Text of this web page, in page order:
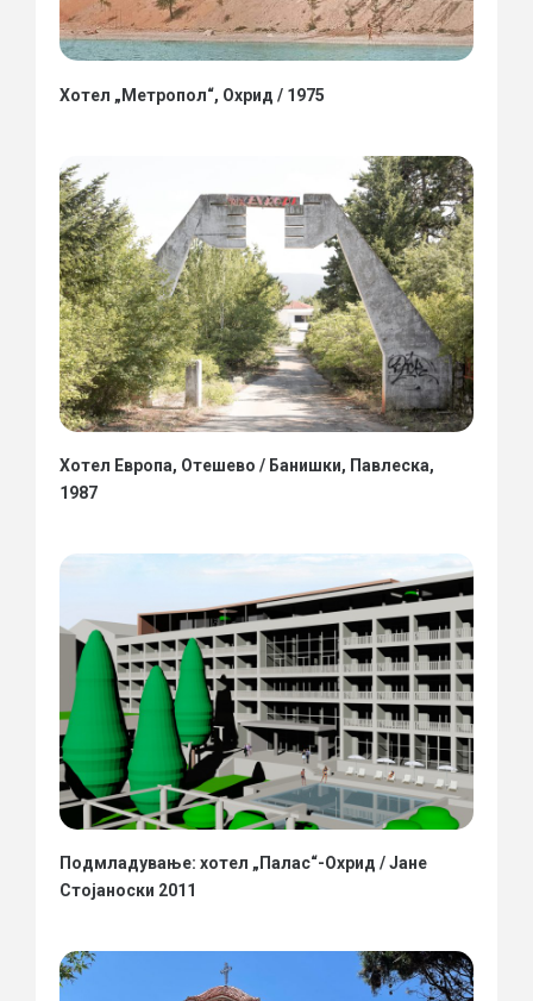
Хотел „Метропол“, Охрид / 1975
Хотел Европа, Отешево / Банишки, Павлеска,
1987
Подмладување: хотел „Палас“-Охрид / Јане
Стојаноски 2011